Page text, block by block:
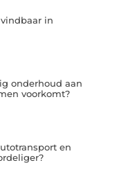
in
onderhoud aan
voorkomt?
en